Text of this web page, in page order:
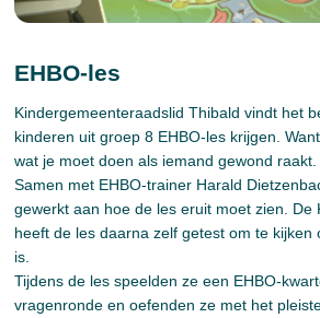
EHBO-les
Kindergemeenteraadslid Thibald vindt het
kinderen uit groep 8 EHBO-les krijgen.
wat je moet doen als iemand gewond raakt.
Samen met EHBO-trainer Harald
gewerkt aan hoe de les eruit moet zien. De
heeft de les daarna zelf getest om te kijken
is.
Tijdens de les speelden ze een EHBO-
vragenronde en oefenden ze met het